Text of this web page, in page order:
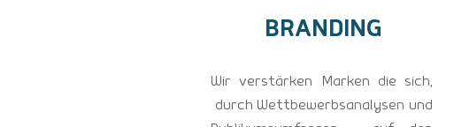
BRANDING
Wir verstärken Marken die sich,
durch Wettbewerbsanalysen und